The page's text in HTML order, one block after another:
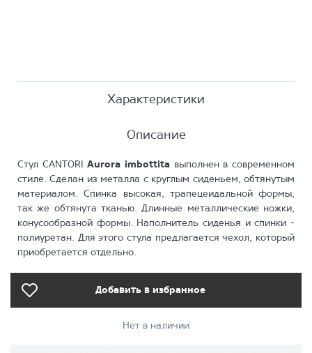
Характеристики
Описание
Стул CANTORIAurora imbottita выполнен в современном
стиле. Сделан из металла с круглым сиденьем, обтянутым
материалом. Спинка высокая, трапецеидальной формы,
так же обтянута тканью. Длинные металлические ножки,
конусообразной формы. Наполнитель сиденья и спинки -
полиуретан. Для этого стула предлагается чехол, который
приобретается отдельно.
Добавить в избранное
Нет в наличии